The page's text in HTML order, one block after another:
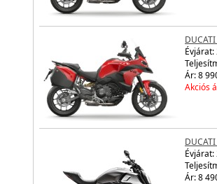
Évjárat:
Ár: 8
Akciós
Évjárat:
Ár: 8